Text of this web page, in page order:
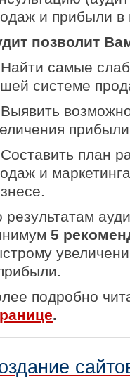
и прибыли
позволит
самые
системе
план
и
результатам
5
подробно
.